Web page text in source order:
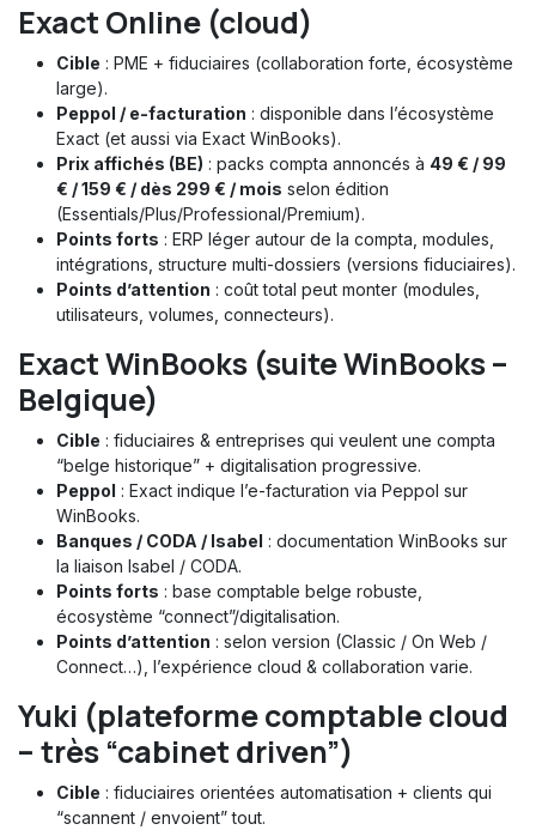
Exact Online (cloud)
Cible : PME + fiduciaires (collaboration forte, écosystème
large).
Peppol / e-facturation : disponible dans l’écosystème
Exact (et aussi via Exact WinBooks).
Prix affichés (BE) : packs compta annoncés à 49 € / 99
€ / 159 € / dès 299 € / mois selon édition
(Essentials/Plus/Professional/Premium).
Points forts : ERP léger autour de la compta, modules,
intégrations, structure multi-dossiers (versions fiduciaires).
Points d’attention : coût total peut monter (modules,
utilisateurs, volumes, connecteurs).
Exact WinBooks (suite WinBooks –
Belgique)
Cible : fiduciaires & entreprises qui veulent une compta
“belge historique” + digitalisation progressive.
Peppol : Exact indique l’e-facturation via Peppol sur
WinBooks.
Banques / CODA / Isabel : documentation WinBooks sur
la liaison Isabel / CODA.
Points forts : base comptable belge robuste,
écosystème “connect”/digitalisation.
Points d’attention : selon version (Classic / On Web /
Connect…), l’expérience cloud & collaboration varie.
Yuki (plateforme comptable cloud
– très “cabinet driven”)
Cible : fiduciaires orientées automatisation + clients qui
“scannent / envoient” tout.